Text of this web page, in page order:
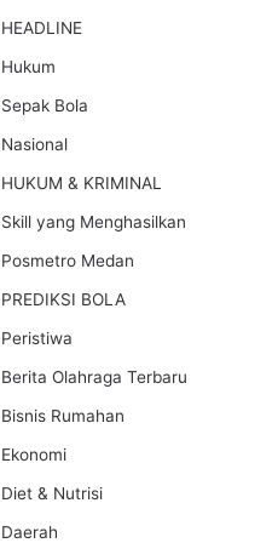
HEADLINE
Hukum
Sepak Bola
Nasional
HUKUM & KRIMINAL
Skill yang Menghasilkan
Posmetro Medan
PREDIKSI BOLA
Peristiwa
Berita Olahraga Terbaru
Bisnis Rumahan
Ekonomi
Diet & Nutrisi
Daerah